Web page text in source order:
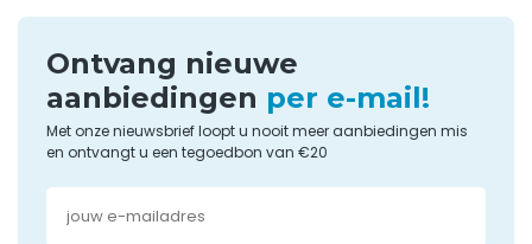
Ontvang nieuwe
aanbiedingen per e-mail!
Met onze nieuwsbrief loopt u nooit meer aanbiedingen mis
en ontvangt u een tegoedbon van €20